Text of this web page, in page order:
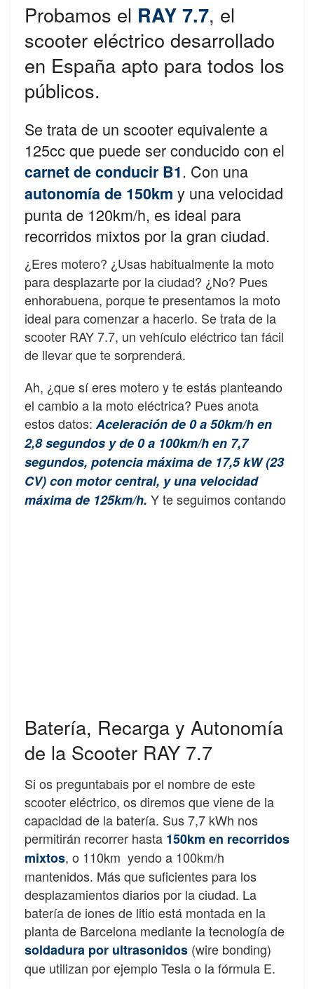
Probamos el RAY 7.7, el
scooter eléctrico desarrollado
en España apto para todos los
públicos.
Se trata de un scooter equivalente a
125cc que puede ser conducido con el
carnet de conducir B1. Con una
autonomía de 150km y una velocidad
punta de 120km/h, es ideal para
recorridos mixtos por la gran ciudad.
¿Eres motero? ¿Usas habitualmente la moto
para desplazarte por la ciudad? ¿No? Pues
enhorabuena, porque te presentamos la moto
ideal para comenzar a hacerlo. Se trata de la
scooter RAY 7.7, un vehículo eléctrico tan fácil
de llevar que te sorprenderá.
Ah, ¿que sí eres motero y te estás planteando
el cambio a la moto eléctrica? Pues anota
estos datos: Aceleración de 0 a 50km/h en
2,8 segundos y de 0 a 100km/h en 7,7
segundos, potencia máxima de 17,5 kW (23
CV) con motor central, y una velocidad
máxima de 125km/h. Y te seguimos contando
Batería, Recarga y Autonomía
de la Scooter RAY 7.7
Si os preguntabais por el nombre de este
scooter eléctrico, os diremos que viene de la
capacidad de la batería. Sus 7,7 kWh nos
permitirán recorrer hasta 150km en recorridos
mixtos, o 110km yendo a 100km/h
mantenidos. Más que suficientes para los
desplazamientos diarios por la ciudad. La
batería de iones de litio está montada en la
planta de Barcelona mediante la tecnología de
soldadura por ultrasonidos (wire bonding)
que utilizan por ejemplo Teslao la fórmula E.